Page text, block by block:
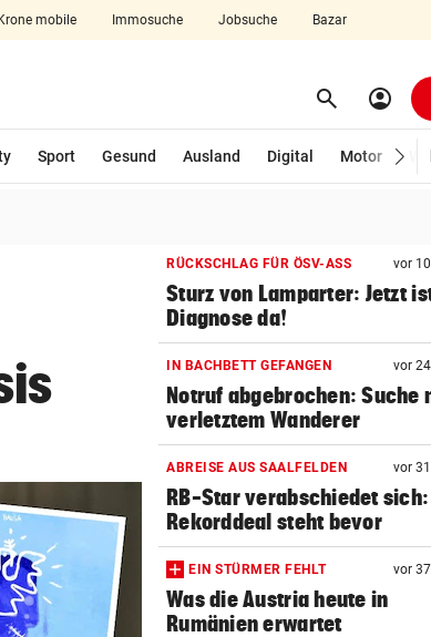
Krone mobile Immosuche Jobsuche Bazar
search Suchen
account_circle
Sport Gesund Ausland Digital Motor
RÜCKSCHLAG FÜR ÖSV-ASS vor
Sturz von Lamparter: Jetzt
Diagnose da!
IN BACHBETT GEFANGEN vor
Notruf abgebrochen: Suche
verletztem Wanderer
ABREISE AUS SAALFELDEN vor
RB-Star verabschiedet sich:
Rekorddeal steht bevor
EIN STÜRMER FEHLT vor
Was die Austria heute in
Rumänien erwartet